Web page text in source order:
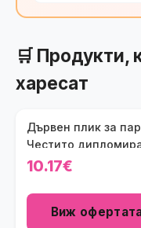
🛒 Продукти,
харесат
Дървен плик за
Честито
10.17€
Виж